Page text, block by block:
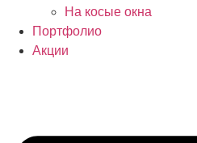
На косые окна
Портфолио
Акции